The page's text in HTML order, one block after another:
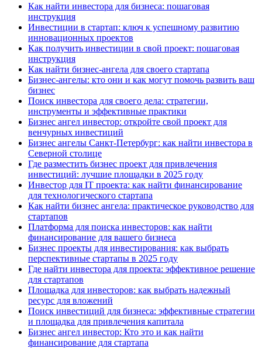
Как найти инвестора для бизнеса: пошаговая
инструкция
Инвестиции в стартап: ключ к успешному развитию
инновационных проектов
Как получить инвестиции в свой проект: пошаговая
инструкция
Как найти бизнес-ангела для своего стартапа
Бизнес-ангелы: кто они и как могут помочь развить ваш
бизнес
Поиск инвестора для своего дела: стратегии,
инструменты и эффективные практики
Бизнес ангел инвестор: откройте свой проект для
венчурных инвестиций
Бизнес ангелы Санкт-Петербург: как найти инвестора в
Северной столице
Где разместить бизнес проект для привлечения
инвестиций: лучшие площадки в 2025 году
Инвестор для IT проекта: как найти финансирование
для технологического стартапа
Как найти бизнес ангела: практическое руководство для
стартапов
Платформа для поиска инвесторов: как найти
финансирование для вашего бизнеса
Бизнес проекты для инвестирования: как выбрать
перспективные стартапы в 2025 году
Где найти инвестора для проекта: эффективное решение
для стартапов
Площадка для инвесторов: как выбрать надежный
ресурс для вложений
Поиск инвестиций для бизнеса: эффективные стратегии
и площадка для привлечения капитала
Бизнес ангел инвестор: Кто это и как найти
финансирование для стартапа